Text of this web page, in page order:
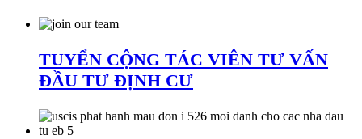
TUYỂN CỘNG TÁC VIÊN TƯ VẤN
ĐẦU TƯ ĐỊNH CƯ